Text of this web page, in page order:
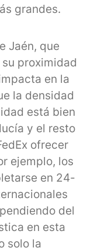
grandes.
Jaén, que
proximidad
en la
la densidad
está bien
y el resto
ofrecer
ejemplo, los
en 24-
del
en esta
solo la